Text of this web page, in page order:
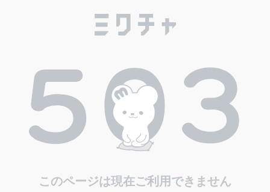
このページは現在ご利用できません